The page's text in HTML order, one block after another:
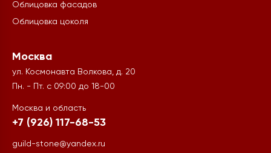
Облицовка фасадов
Облицовка цоколя
Москва
ул. Космонавта Волкова, д. 20
Пн. - Пт. с 09:00 до 18-00
Москва и область
+7 (926) 117-68-53
guild-stone@yandex.ru